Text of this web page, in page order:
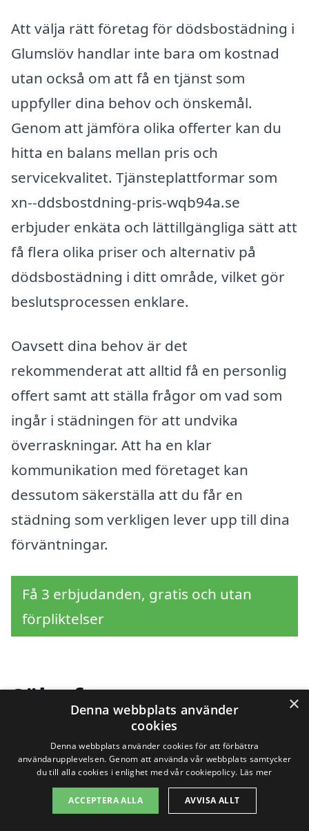
Att välja rätt företag för dödsbostädning i
Glumslöv handlar inte bara om kostnad
utan också om att få en tjänst som
uppfyller dina behov och önskemål.
Genom att jämföra olika offerter kan du
hitta en balans mellan pris och
servicekvalitet. Tjänsteplattformar som
xn--ddsbostdning-pris-wqb94a.se
erbjuder enkäta och lättillgängliga sätt att
få flera olika priser och alternativ på
dödsbostädning i ditt område, vilket gör
beslutsprocessen enklare.
Oavsett dina behov är det
rekommenderat att alltid få en personlig
offert samt att ställa frågor om vad som
ingår i städningen för att undvika
överraskningar. Att ha en klar
kommunikation med företaget kan
dessutom säkerställa att du får en
städning som verkligen lever upp till dina
förväntningar.
Få 3 erbjudanden, gratis och utan
förpliktelser
Sök efter en
professionell för
dödsbostädning i andra
städer nära Glumslöv
×
Denna webbplats använder
cookies
Denna webbplats använder cookies för att förbättra
användarupplevelsen. Genom att använda vår webbplats samtycker
du till alla cookies i enlighet med vår cookiepolicy. Läs mer
ACCEPTERA ALLA AVVISA ALLT